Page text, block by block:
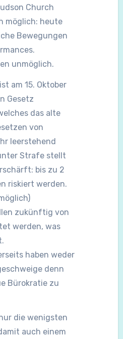
Church
möglich: heute
Bewegungen
unmöglich.
am 15. Oktober
Gesetz
das alte
von
leerstehend
Strafe stellt
bis zu 2
riskiert werden.
zukünftig von
werden, was
haben weder
denn
Bürokratie zu
die wenigsten
auch einem